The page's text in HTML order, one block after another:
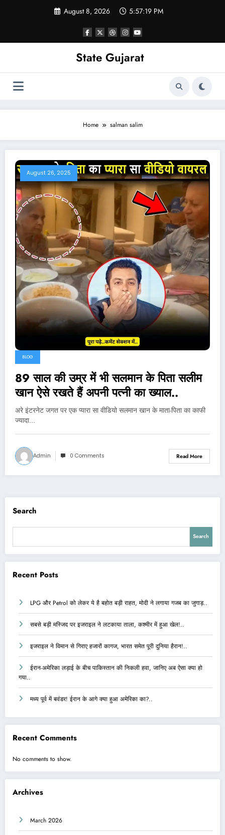
August 8, 2026 5:57:20 PM
State Gujarat
Home salman salim
August 26, 2025
BLOG
89 साल की उम्र में भी सलमान के पिता सलीम
खान ऐसे रखते हैं अपनी पत्नी का ख्याल..
अरे इंटरनेट जगत पर एक प्यारा सा वीडियो सलमान खान के माता-पिता का काफी
ज्यादा…
Admin 0 Comments Read More
Search
Search
Recent Posts
LPG और Petrol को लेकर ये है बहोत बड़ी राहत, मोदी ने लगाया गजब का जुगाड़..
सबसे बड़ी मस्जिद पर इजराइल ने लटकाया ताला, कश्मीर में हुआ खेल!..
इजराइल ने विमान से गिराए हजारों कागज, भारत समेत पूरी दुनिया हैरान!..
ईरान-अमेरिका लड़ाई के बीच पाकिस्तान की निकली हवा, जानिए अब ऐसा क्या हो
गया..
मध्य पूर्व में बवंडर! ईरान के आगे क्या हुआ अमेरिका का?..
Recent Comments
No comments to show.
Archives
March 2026